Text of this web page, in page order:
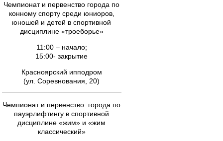
Чемпионат и первенство города по
конному спорту среди юниоров,
юношей и детей в спортивной
дисциплине «троеборье»
11:00 – начало;
15:00- закрытие
Красноярский ипподром
(ул. Соревнования, 20)
Чемпионат и первенство города по
пауэрлифтингу в спортивной
дисциплине «жим» и «жим
классический»